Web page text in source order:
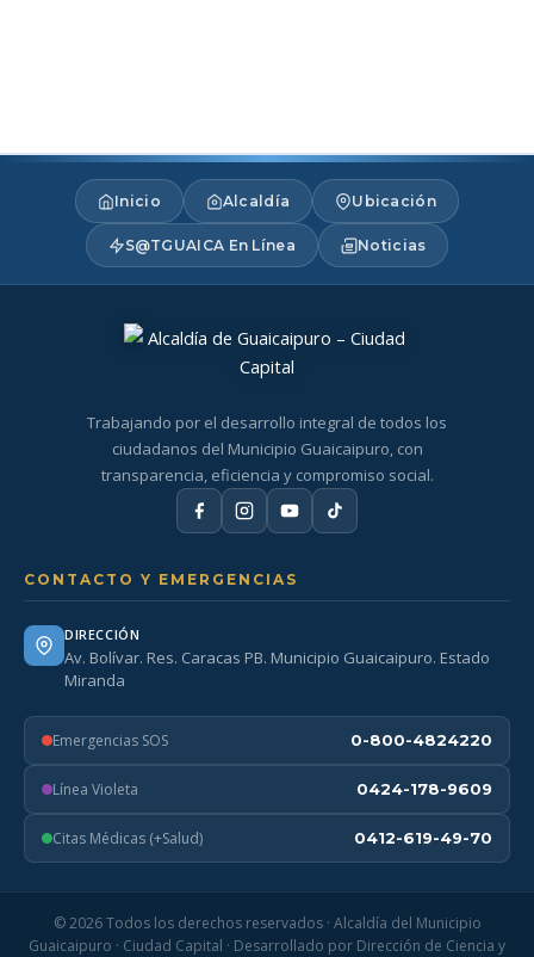
Inicio Alcaldía Ubicación
S@TGUAICA En Línea Noticias
Trabajando por el desarrollo integral de todos los
ciudadanos del Municipio Guaicaipuro, con
transparencia, eficiencia y compromiso social.
CONTACTO Y EMERGENCIAS
DIRECCIÓN
Av. Bolívar. Res. Caracas PB. Municipio Guaicaipuro. Estado
Miranda
Emergencias SOS 0-800-4824220
Línea Violeta 0424-178-9609
Citas Médicas (+Salud) 0412-619-49-70
© 2026 Todos los derechos reservados · Alcaldía del Municipio
Guaicaipuro · Ciudad Capital · Desarrollado por Dirección de Ciencia y